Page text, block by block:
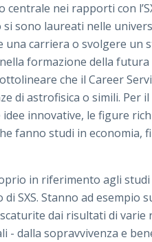
centrale nei rapporti con
si sono laureati nelle
carriera o svolgere un
formazione della
che il Career
di astrofisica o simili. Per
idee innovative, le figure
fanno studi in economia,
in riferimento agli studi
SXS. Stanno ad esempio
dai risultati di varie
- dalla sopravvivenza e